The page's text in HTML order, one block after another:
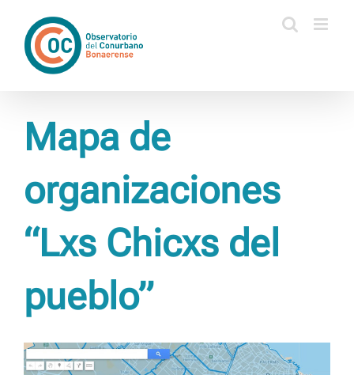
contenido
Mapa de
organizaciones
“Lxs Chicxs del
pueblo”